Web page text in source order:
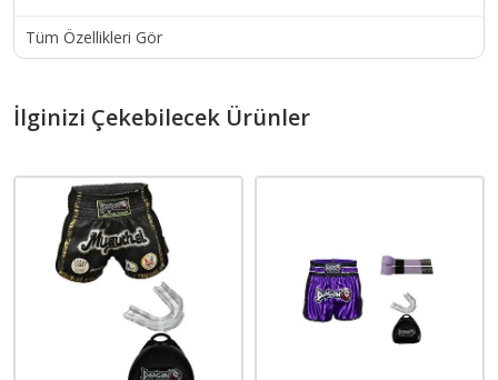
Tüm Özellikleri Gör
İlginizi Çekebilecek Ürünler